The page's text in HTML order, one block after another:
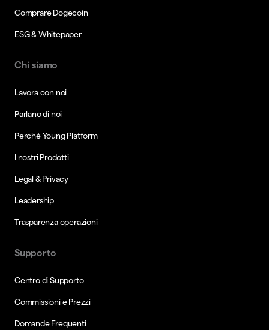
Comprare Dogecoin
ESG & Whitepaper
Chi siamo
Lavora con noi
Parlano di noi
Perché Young Platform
I nostri Prodotti
Legal & Privacy
Leadership
Trasparenza operazioni
Supporto
Centro di Supporto
Commissioni e Prezzi
Domande Frequenti